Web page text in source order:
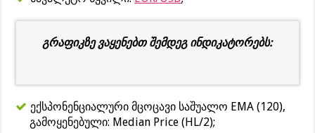
გრაფიკზე ვაყენებთ შემდეგ ინდიკატორებს:
ექსპონენციალური მცოცავი საშუალო EMA (120),
გამოყენებული: Median Price (HL/2);